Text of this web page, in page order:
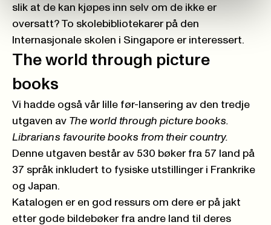
slik at de kan kjøpes inn selv om de ikke er
oversatt? To skolebibliotekarer på den
Internasjonale skolen i Singapore er interessert.
The world through picture
books
Vi hadde også vår lille før-lansering av den tredje
utgaven av The world through picture books.
Librarians favourite books from their country.
Denne utgaven består av 530 bøker fra 57 land på
37 språk inkludert to fysiske utstillinger i Frankrike
og Japan.
Katalogen er en god ressurs om dere er på jakt
etter gode bildebøker fra andre land til deres